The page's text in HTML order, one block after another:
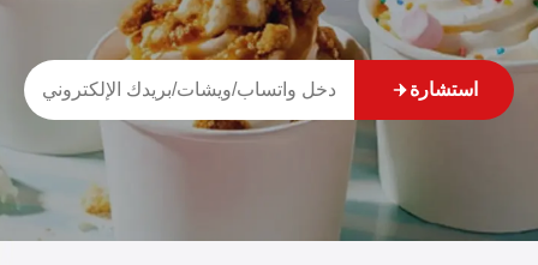
استشارة